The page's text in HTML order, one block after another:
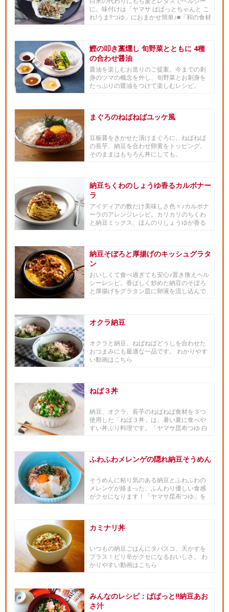
に。味付けは「ヤマサ ぱぱっとちゃんと こ
れ!うま!!つゆ」におまかせ簡単♪■「和の食材
鰹の叩き藁燻し 旬野菜とともに 4種
の合わせ醤油
醤油を楽しむお造りのご提案。今までの刺
身のツマの概念を外し、旬野菜とお刺身を
たっぷりの醤油をつけて楽しむレシピ。
まぐろのねばねばユッケ風
豆板醤をきかせた漬けまぐろに、ねばねば
の長芋、納豆を合わせ卵黄をトッピング。
そのままはもちろん丼にしても。
納豆ちくわのしょうゆ香るカルボナー
ラ
アイディアの数だけ美味しさ色々♪カルボナ
ーラのアレンジレシピ。カリカリのちくわ
と納豆ミックス、ほんのりしょうゆが香る
納豆そぼろと厚揚げのキッシュグラタ
ン
おいしくて食べ過ぎても安心♪置き換えヘル
シーレシピ。香ばしく炒めた納豆のそぼろ
と厚揚げをグラタン皿に卵液を流し込んで
オクラ納豆
オクラと納豆、ねばねばどうしを合わせた
おつまみにも最適な一品です。 わかりやす
い動画はこちら
ねば３丼
納豆、オクラ、長芋のねばねば食材を３つ
使用した「ねば３丼」は、暑い夏に食べや
すい丼ぶり料理です。「ヤマサ昆布つゆ 白
ふわふわメレンゲの隠れ納豆そうめん
そうめんに粘り気のある納豆とふわふわの
メレンゲが絡まった、ふんわり優しい食感
がクセになります！「ヤマサ昆布つゆ」を
カミナリ丼
いつもの納豆ごはんにタバスコ、天かすを
プラス！ピリ辛がクセになるおいしさ。 わ
かりやすい動画はこちら
みんなのレシピ：ぱぱっと‼納豆あお
さ汁